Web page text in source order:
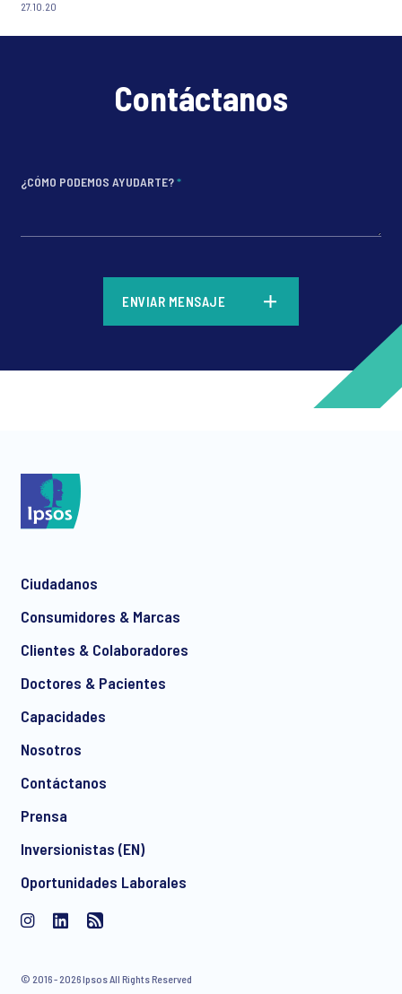
disminuyendo en tres posiciones desde el segundo lugar en 2019
27.10.20
Contáctanos
¿CÓMO PODEMOS AYUDARTE?*
*
electrónico de manera regular sobre productos y servicios,
incluidas invitaciones a eventos gratuitos y artículos de
Ipsos. Puede retirar su consentimiento en cualquier
momento con efecto para el futuro.
ENVIAR MENSAJE
Ciudadanos
Consumidores & Marcas
Clientes & Colaboradores
Doctores & Pacientes
Capacidades
Nosotros
Contáctanos
Prensa
Inversionistas (EN)
Oportunidades Laborales
© 2016 - 2026 Ipsos All Rights Reserved